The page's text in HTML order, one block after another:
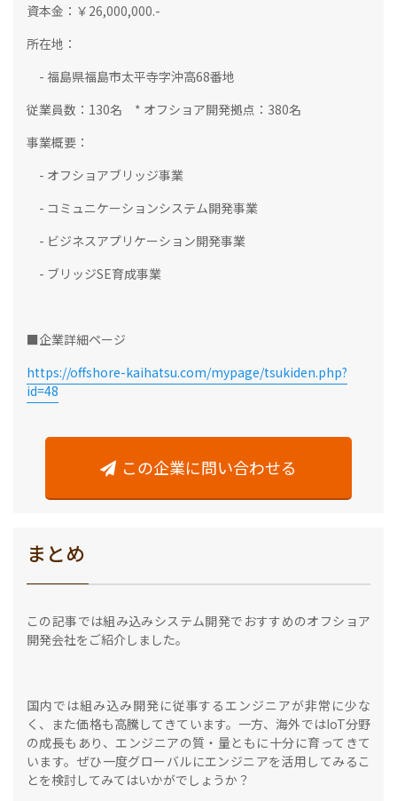
資本金：￥26,000,000.-
所在地：
- 福島県福島市太平寺字沖高68番地
従業員数：130名 * オフショア開発拠点：380名
事業概要：
- オフショアブリッジ事業
- コミュニケーションシステム開発事業
- ビジネスアプリケーション開発事業
- ブリッジSE育成事業
■企業詳細ページ
https://offshore-kaihatsu.com/mypage/tsukiden.php?
id=48
この企業に問い合わせる
まとめ
この記事では組み込みシステム開発でおすすめのオフショア
開発会社をご紹介しました。
国内では組み込み開発に従事するエンジニアが非常に少な
く、また価格も高騰してきています。一方、海外ではIoT分野
の成長もあり、エンジニアの質・量ともに十分に育ってきて
います。ぜひ一度グローバルにエンジニアを活用してみるこ
とを検討してみてはいかがでしょうか？